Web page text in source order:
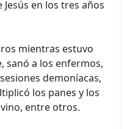
en los tres años
mientras estuvo
sanó a los enfermos,
demoníacas,
los panes y los
entre otros.